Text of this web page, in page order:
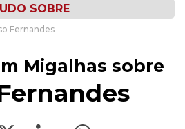
SOBRE
Fernandes
Migalhas sobre